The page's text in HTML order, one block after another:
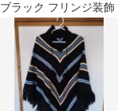
ブラック フリンジ装飾